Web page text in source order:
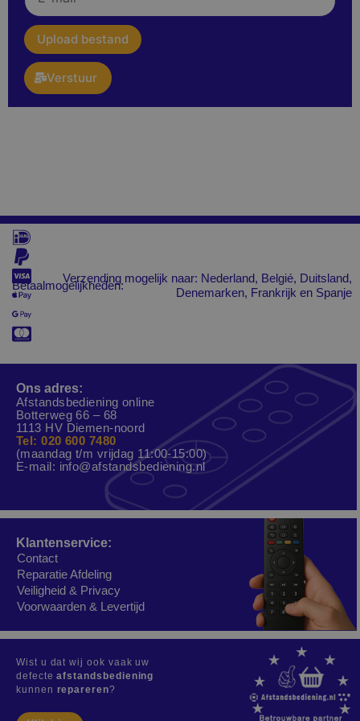
upload
Upload bestand
Verstuur
Betaalmogelijkheden:
Verzending mogelijk naar: Nederland, Belgié, Duitsland,
Denemarken, Frankrijk en Spanje
Ons adres:
Afstandsbediening online
Botterweg 66 – 68
1113 HV Diemen-noord
Tel: 020 600 7480
(maandag t/m vrijdag 11:00-15:00)
E-mail: info@afstandsbediening.nl
Klantenservice:
Contact
Reparatie Afdeling
Veiligheid & Privacy
Voorwaarden & Levertijd
Wist u dat wij ook vaak uw
defecteafstandsbediening
kunnen repareren?